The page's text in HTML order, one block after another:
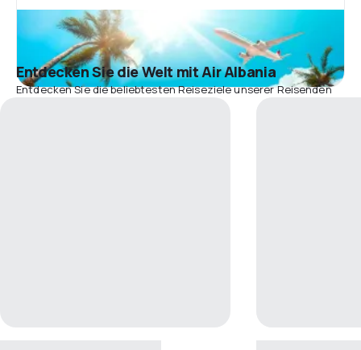
Entdecken Sie die Welt mit Air Albania
Entdecken Sie die beliebtesten Reiseziele unserer Reisenden